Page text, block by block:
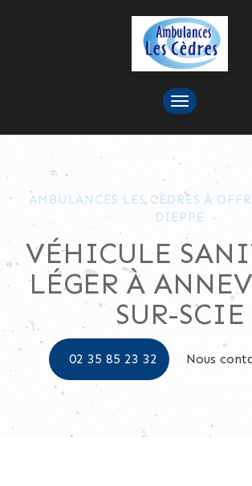
TOGGLE
NAVIGATION
AMBULANCES LES CÈDRES À
DIEPPE
VÉHICULE
LÉGER À
SUR-SCIE
02 35 85 23 32 Nous